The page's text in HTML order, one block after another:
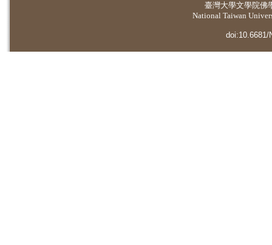
臺灣大學文學院佛
National Taiwan
doi:10.6681/